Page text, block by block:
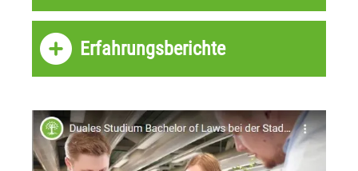
Erfahrungsberichte